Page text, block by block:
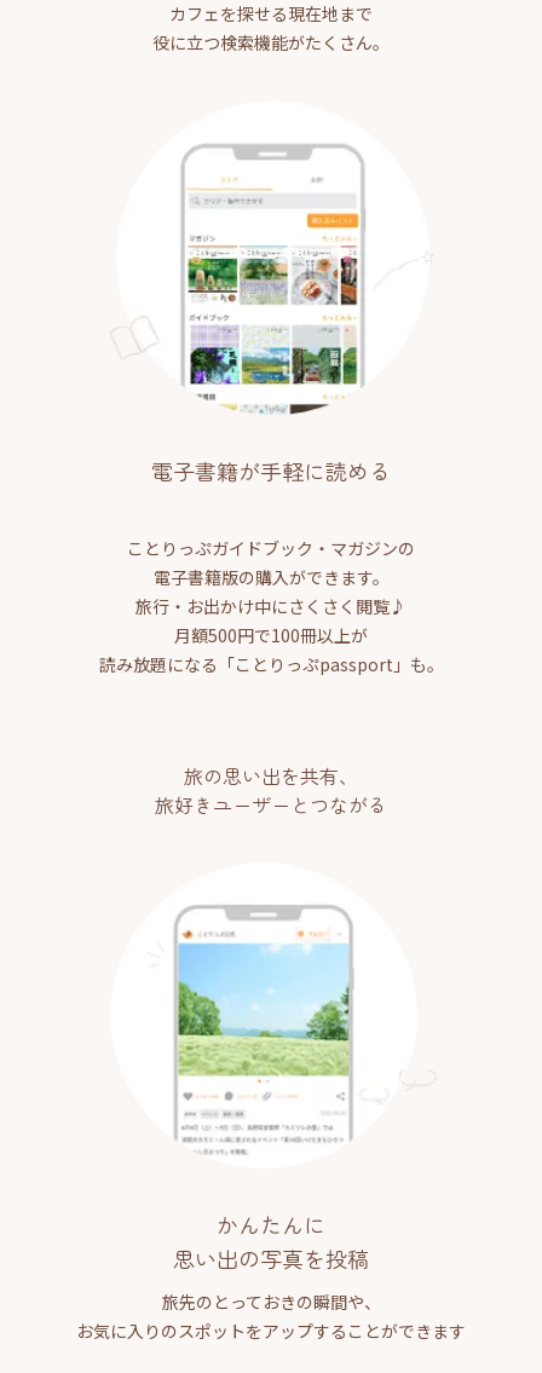
カフェを探せる現在地まで
役に立つ検索機能がたくさん。
電子書籍が手軽に読める
ことりっぷガイドブック・マガジンの
電子書籍版の購入ができます。
旅行・お出かけ中にさくさく閲覧♪
月額500円で100冊以上が
読み放題になる「ことりっぷpassport」も。
旅の思い出を共有、
旅好きユーザーとつながる
かんたんに
思い出の写真を投稿
旅先のとっておきの瞬間や、
お気に入りのスポットをアップすることができます